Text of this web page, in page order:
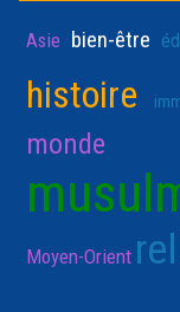
Asie bien-être
histoire
monde
Moyen-Orient